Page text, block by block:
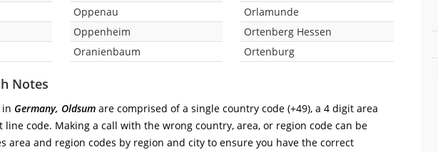
Oppenau
Oppenheim
Oranienbaum
Orlamunde
Ortenberg Hessen
Ortenburg
Notes
in Germany, Oldsum are comprised of a single country code (+49), a 4 digit area
line code. Making a call with the wrong country, area, or region code can be
area and region codes by region and city to ensure you have the correct